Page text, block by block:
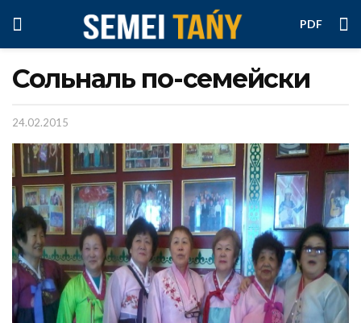
PDF
Сольналь по-семейски
24.02.2015